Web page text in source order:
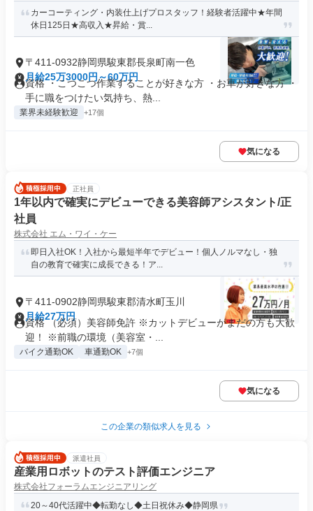
カーコーティング・内装仕上げプロスタッフ！経験者活躍中★年間
休日125日★高収入★昇給・賞...
〒411-0932静岡県駿東郡長泉町南一色
月給25万3000円～60万円
資格 ・こつこつ作業することが好きな方 ・お車が好きな方 ・
手に職をつけたい気持ち、熱...
業界未経験歓迎 +17個
気になる
正社員
1年以内で確実にデビューできる美容師アシスタント/正
社員
株式会社 エム・ワイ・ケー
即日入社OK！入社から最短半年でデビュー！個人ノルマなし・独
自の教育で確実に成長できる！ア...
〒411-0902静岡県駿東郡清水町玉川
月給27万円
資格 （必須）美容師免許 ※カットデビューがまだの方も大歓
迎！ ※前職の環境（美容室・...
バイク通勤OK 車通勤OK +7個
気になる
この企業の類似求人を見る
派遣社員
産業用ロボットのテスト評価エンジニア
株式会社フォーラムエンジニアリング
20～40代活躍中◆転勤なし◆土日祝休み◆静岡県